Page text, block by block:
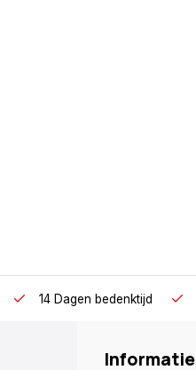
14 Dagen bedenktijd
Informatie